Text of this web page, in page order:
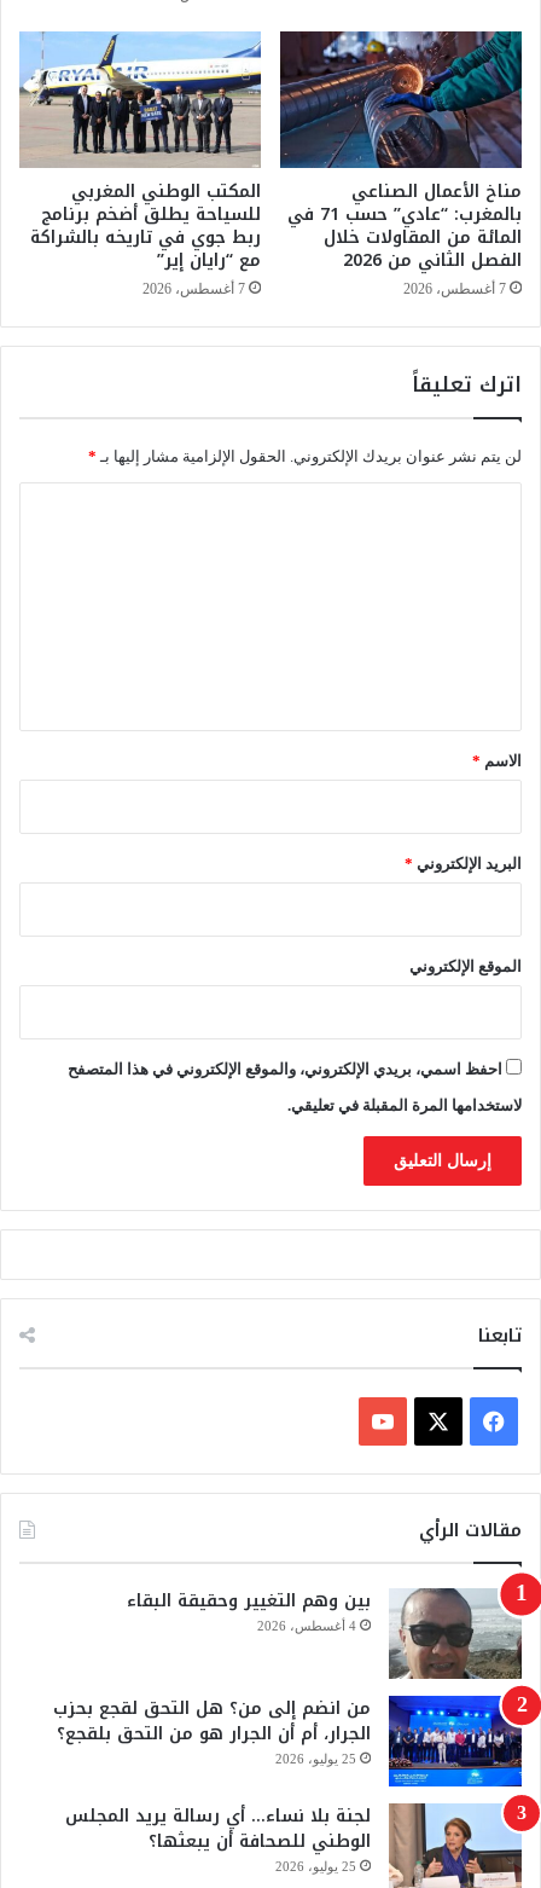
و
ف
ب
ا
ن
ي
ا
إ
ل
ى
9
ق
ا
مناخ الأعمال الصناعي
بالمغرب: “عادي” حسب 71 في
المائة من المقاولات خلال
الفصل الثاني من 2026
7 أغسطس، 2026
المكتب الوطني المغربي
للسياحة يطلق أضخم برنامج
ربط جوي في تاريخه بالشراكة
مع “رايان إير”
7 أغسطس، 2026
اترك تعليقاً
لن يتم نشر عنوان بريدك الإلكتروني. الحقول الإلزامية مشار إليها بـ *
*
الاسم *
البريد الإلكتروني *
الموقع الإلكتروني
احفظ اسمي، بريدي الإلكتروني، والموقع الإلكتروني في هذا المتصفح
لاستخدامها المرة المقبلة في تعليقي.
تابعنا
ي
ب
و
ك
X
Y
u
T
b
e
مقالات الرأي
بين وهم التغيير وحقيقة البقاء
4 أغسطس، 2026
من انضم إلى من؟ هل التحق لقجع بحزب
الجرار، أم أن الجرار هو من التحق بلقجع؟
25 يوليو، 2026
لجنة بلا نساء… أي رسالة يريد المجلس
الوطني للصحافة أن يبعثها؟
25 يوليو، 2026